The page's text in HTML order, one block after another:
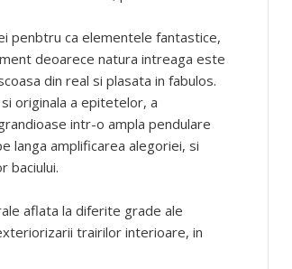
penbtru ca elementele fantastice,
deoarece natura intreaga este
din real si plasata in fabulos.
originala a epitetelor, a
intr-o ampla pendulare
langa amplificarea alegoriei, si
baciului.
aflata la diferite grade ale
trairilor interioare, in